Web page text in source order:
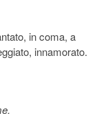
in coma, a
innamorato.